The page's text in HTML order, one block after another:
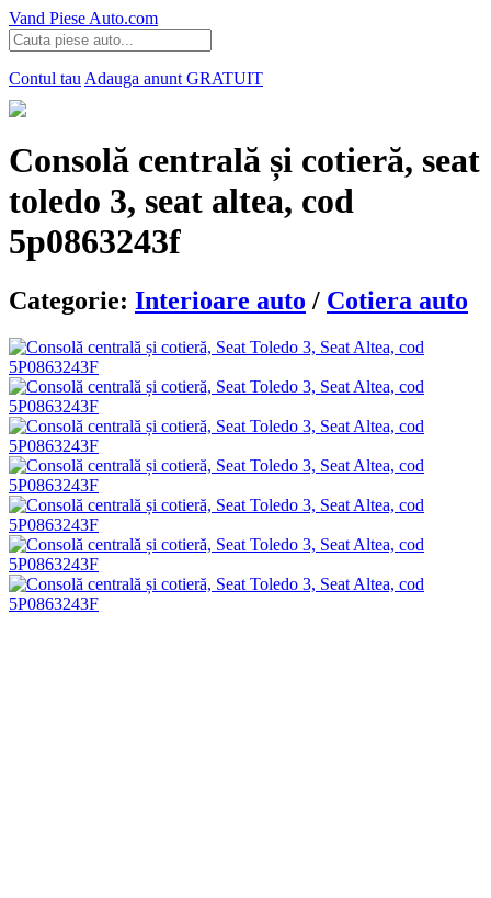
Vand Piese Auto.com
Contul tau Adauga anunt GRATUIT
Consolă centrală și cotieră, seat
toledo 3, seat altea, cod
5p0863243f
Categorie: Interioare auto / Cotiera auto